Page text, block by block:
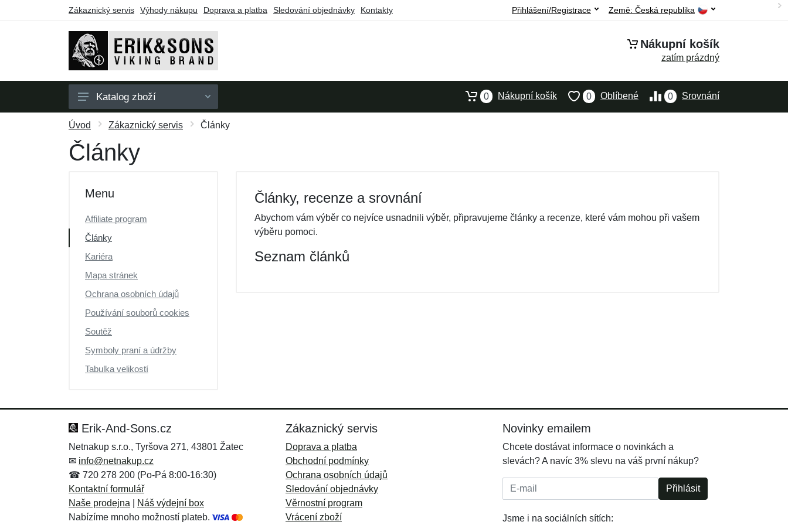
Zákaznický servis Výhody nákupu Doprava a platba Sledování objednávky Kontakty Země: Česká republika
Přihlášení/Registrace
Nákupní košík
zatím prázdný
Pánské
Dámské
Katalog zboží 0 Srovnání
0 Oblíbené
0 Nákupní košík
Úvod Zákaznický servis Články
Články
Menu
Affiliate program
Články
Kariéra
Mapa stránek
Ochrana osobních údajů
Používání souborů cookies
Soutěž
Symboly praní a údržby
Tabulka velikostí
Články, recenze a srovnání
Abychom vám výběr co nejvíce usnadnili výběr, připravujeme články a recenze, které vám mohou při vašem
výběru pomoci.
Seznam článků
Erik-And-Sons.cz
Netnakup s.r.o., Tyršova 271, 43801 Žatec
✉ info@netnakup.cz
☎ 720 278 200 (Po-Pá 8:00-16:30)
Kontaktní formulář
Naše prodejna
Náš výdejní box
Nabízíme mnoho možností plateb.
Zákaznický servis
Doprava a platba
Obchodní podmínky
Ochrana osobních údajů
Sledování objednávky
Věrnostní program
Vrácení zboží
Novinky emailem
Chcete dostávat informace o novinkách a
slevách? A navíc 3% slevu na váš první nákup?
E-mail: Přihlásit
Jsme i na sociálních sítích: